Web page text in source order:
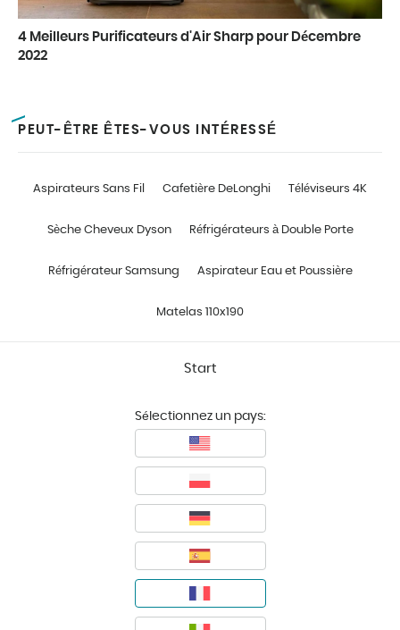
4 Meilleurs Purificateurs d'Air Sharp pour Décembre
2022
PEUT-ÊTRE ÊTES-VOUS INTÉRESSÉ
Aspirateurs Sans Fil Cafetière DeLonghi Téléviseurs 4K
Sèche Cheveux Dyson Réfrigérateurs à Double Porte
Réfrigérateur Samsung Aspirateur Eau et Poussière
Matelas 110x190
Start
Sélectionnez un pays: